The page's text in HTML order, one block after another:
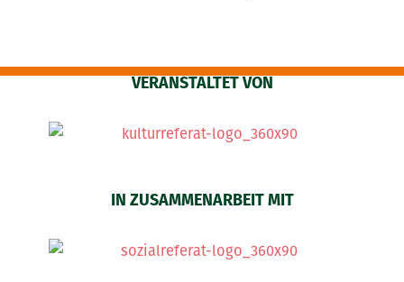
VERANSTALTET VON
IN ZUSAMMENARBEIT MIT